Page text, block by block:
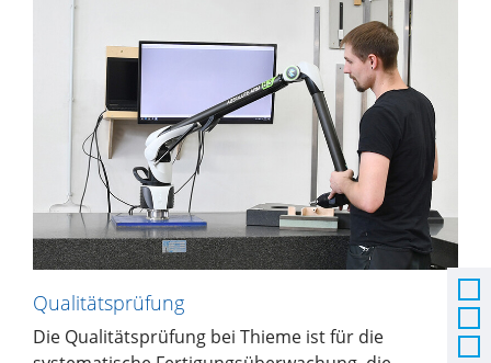
Qualitätsprüfung
Die Qualitätsprüfung bei Thieme ist für die